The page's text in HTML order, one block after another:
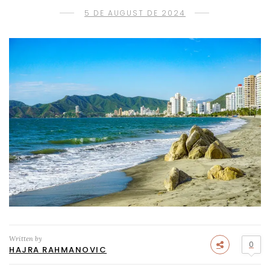
5 DE AUGUST DE 2024
Written by
HAJRA RAHMANOVIC 0